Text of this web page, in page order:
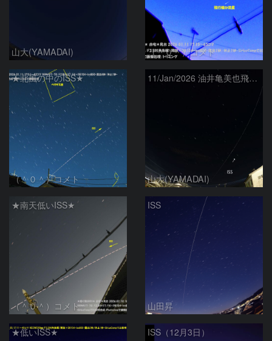
山大(YAMADAI) （＾０＾）コメト
★北風の中のISS★
（＾０＾）コメト
11/Jan/2026 油井亀美也飛行士搭乗中のISS
山大(YAMADAI)
★南天低いISS★
（＾０＾）コメト
ISS
山田昇
★低いISS★ ISS（12月3日）